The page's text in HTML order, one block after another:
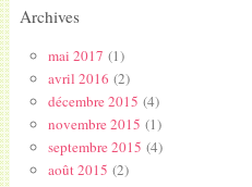
Archives
mai 2017 (1)
avril 2016 (2)
décembre 2015 (4)
novembre 2015 (1)
septembre 2015 (4)
août 2015 (2)